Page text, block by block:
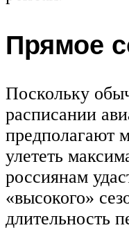
Прямое
Поскольку
расписании
предполагают
улететь
россиянам
«высокого»
длительность